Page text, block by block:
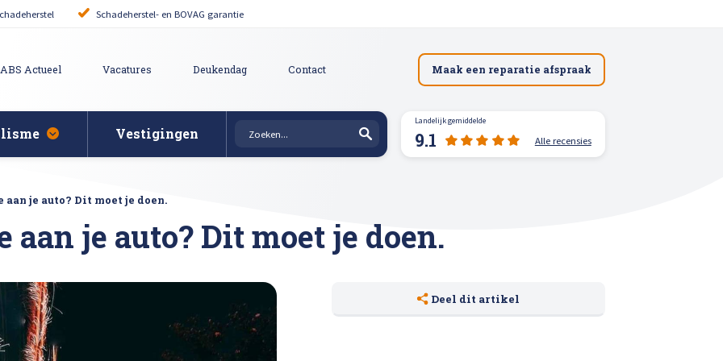
Schadeherstel- en BOVAG garantie
ABS Actueel Vacatures Deukendag Contact Maak een reparatie afspraak
reparatie
polijsten en afstellen Krassen verwijderen
Steenslag herstellen
Hagelschade herstellen
Vestigingen
Landelijk gemiddelde
9.1 Alle recensies
Afspraak maken
aan je auto? Dit moet je doen.
je auto? Dit moet je doen.
Deel dit artikel